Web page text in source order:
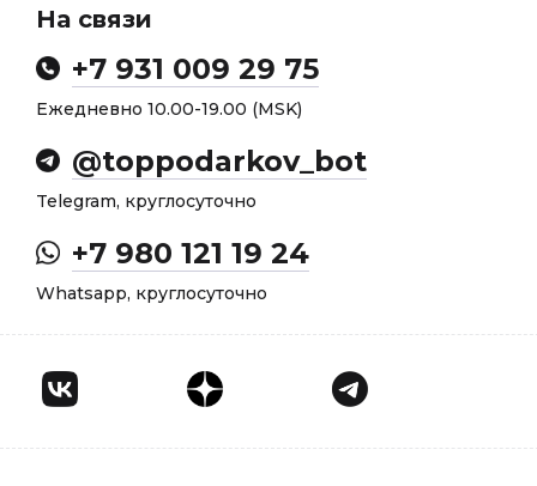
На связи
+7 931 009 29 75
Ежедневно 10.00-19.00 (MSK)
@toppodarkov_bot
Telegram, круглосуточно
+7 980 121 19 24
Whatsapp, круглосуточно